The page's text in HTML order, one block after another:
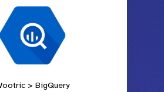
> BigQuery